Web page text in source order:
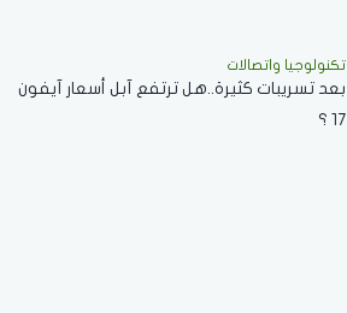
تكنولوجيا واتصالات
بعد تسريبات كثيرة..هل ترتفع آبل أسعار آيفون
17 ؟